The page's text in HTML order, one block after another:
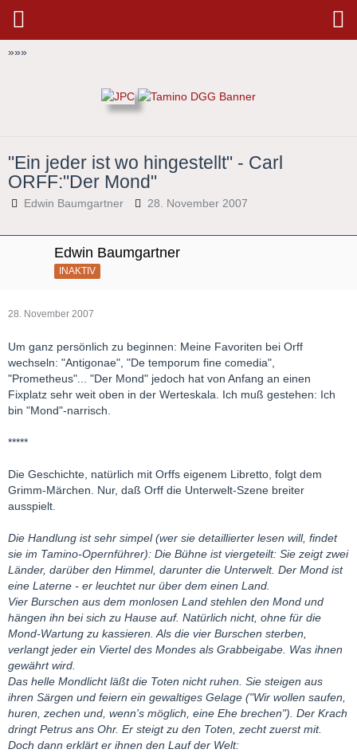
»»»
"Ein jeder ist wo hingestellt" - Carl
ORFF:"Der Mond"
Edwin Baumgartner 28. November 2007
Edwin Baumgartner
INAKTIV
28. November 2007
Um ganz persönlich zu beginnen: Meine Favoriten bei Orff
wechseln: "Antigonae", "De temporum fine comedia",
"Prometheus"... "Der Mond" jedoch hat von Anfang an einen
Fixplatz sehr weit oben in der Werteskala. Ich muß gestehen: Ich
bin "Mond"-narrisch.
*****
Die Geschichte, natürlich mit Orffs eigenem Libretto, folgt dem
Grimm-Märchen. Nur, daß Orff die Unterwelt-Szene breiter
ausspielt.
Die Handlung ist sehr simpel (wer sie detaillierter lesen will, findet
sie im Tamino-Opernführer): Die Bühne ist viergeteilt: Sie zeigt zwei
Länder, darüber den Himmel, darunter die Unterwelt. Der Mond ist
eine Laterne - er leuchtet nur über dem einen Land.
Vier Burschen aus dem monlosen Land stehlen den Mond und
hängen ihn bei sich zu Hause auf. Natürlich nicht, ohne für die
Mond-Wartung zu kassieren. Als die vier Burschen sterben,
verlangt jeder ein Viertel des Mondes als Grabbeigabe. Was ihnen
gewährt wird.
Das helle Mondlicht läßt die Toten nicht ruhen. Sie steigen aus
ihren Särgen und feiern ein gewaltiges Gelage ("Wir wollen saufen,
huren, zechen und, wenn's möglich, eine Ehe brechen"). Der Krach
dringt Petrus ans Ohr. Er steigt zu den Toten, zecht zuerst mit.
Doch dann erklärt er ihnen den Lauf der Welt: